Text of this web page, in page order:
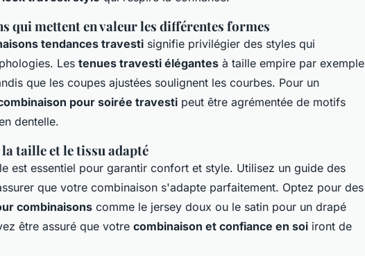
qui mettent en valeur les différentes formes
tendances travesti signifie privilégier des styles qui
Les tenues travesti élégantes à taille empire par exemple
que les coupes ajustées soulignent les courbes. Pour un
pour soirée travesti peut être agrémentée de motifs
dentelle.
taille et le tissu adapté
est essentiel pour garantir confort et style. Utilisez un guide des
que votre combinaison s'adapte parfaitement. Optez pour des
combinaisons comme le jersey doux ou le satin pour un drapé
être assuré que votre combinaison et confiance en soi iront de